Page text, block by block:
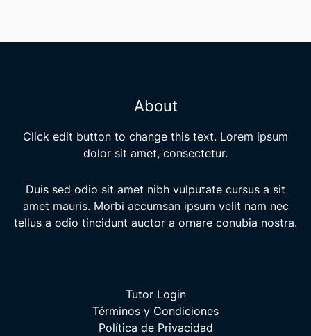
About
Click edit button to change this text. Lorem ipsum
dolor sit amet, consectetur.
Duis sed odio sit amet nibh vulputate cursus a sit
amet mauris. Morbi accumsan ipsum velit nam nec
tellus a odio tincidunt auctor a ornare conubia nostra.
Tutor Login
Términos y Condiciones
Política de Privacidad